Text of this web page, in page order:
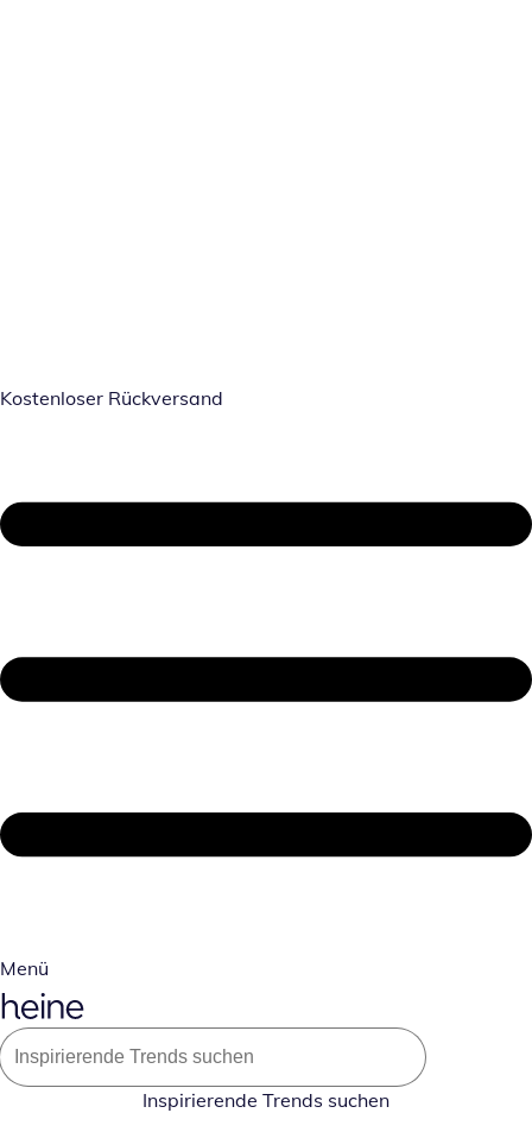
Kostenloser Rückversand
Menü
Inspirierende Trends suchen